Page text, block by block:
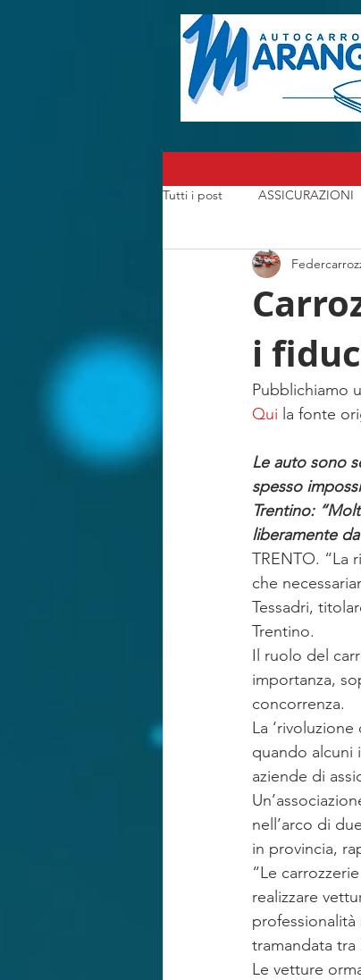
Tutti i post ASSICURAZIONI
CARROZZERIA
I CARROZZIERI che hanno
RISARCIMENTO IN FORMA
i
Pubblichiamo
Qui la fonte
Le auto sono
spesso
Trentino:
liberamente
TRENTO. “La
che
Tessadri,
Trentino.
Il ruolo del
importanza,
concorrenza.
La
quando alcuni
aziende di
nell’arco di
in provincia,
“Le
realizzare
professionalità
tramandata tra
Le vetture